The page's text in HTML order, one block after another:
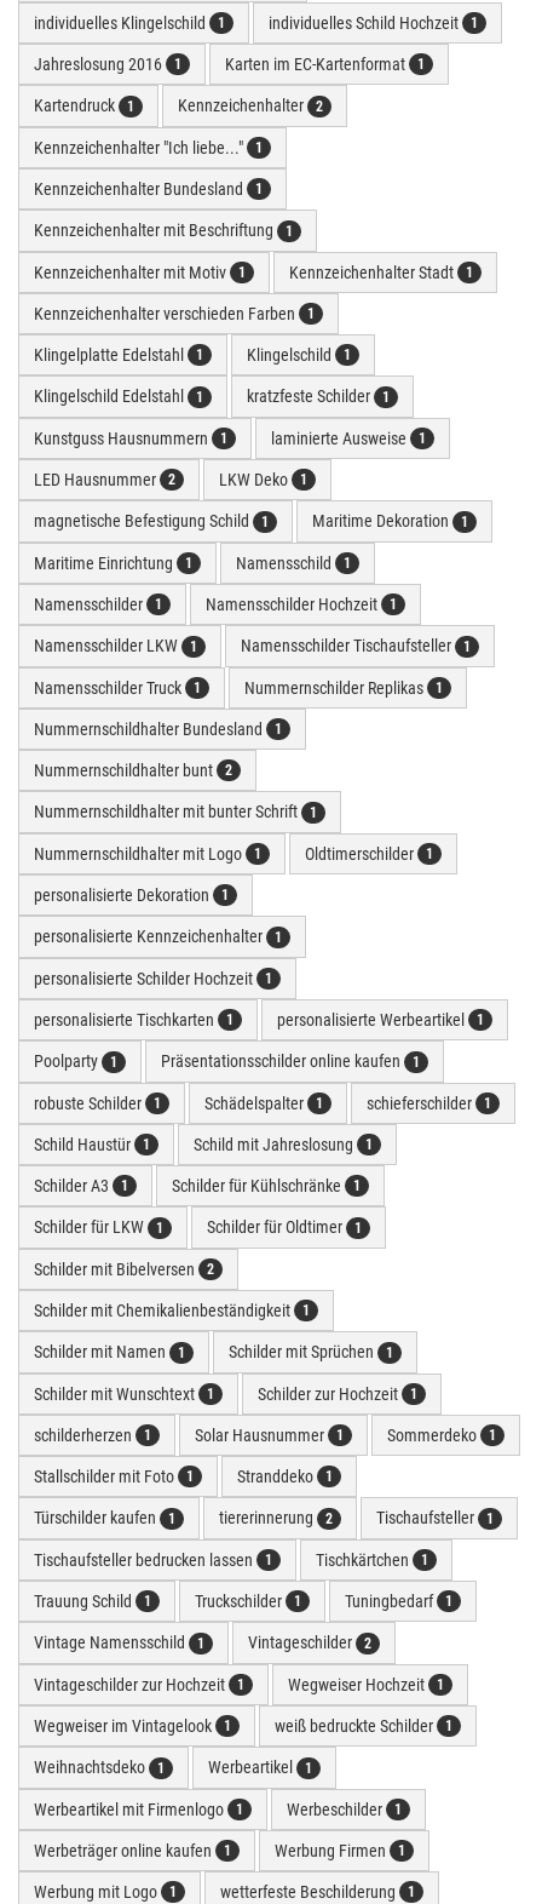
individuelles Klingelschild 1 individuelles Schild Hochzeit 1
Jahreslosung 2016 1 Karten im EC-Kartenformat 1
Kartendruck 1 Kennzeichenhalter 2
Kennzeichenhalter "Ich liebe..." 1
Kennzeichenhalter Bundesland 1
Kennzeichenhalter mit Beschriftung 1
Kennzeichenhalter mit Motiv 1 Kennzeichenhalter Stadt 1
Kennzeichenhalter verschieden Farben 1
Klingelplatte Edelstahl 1 Klingelschild 1
Klingelschild Edelstahl 1 kratzfeste Schilder 1
Kunstguss Hausnummern 1 laminierte Ausweise 1
LED Hausnummer 2 LKW Deko 1
magnetische Befestigung Schild 1 Maritime Dekoration 1
Maritime Einrichtung 1 Namensschild 1
Namensschilder 1 Namensschilder Hochzeit 1
Namensschilder LKW 1 Namensschilder Tischaufsteller 1
Namensschilder Truck 1 Nummernschilder Replikas 1
Nummernschildhalter Bundesland 1
Nummernschildhalter bunt 2
Nummernschildhalter mit bunter Schrift 1
Nummernschildhalter mit Logo 1 Oldtimerschilder 1
personalisierte Dekoration 1
personalisierte Kennzeichenhalter 1
personalisierte Schilder Hochzeit 1
personalisierte Tischkarten 1 personalisierte Werbeartikel 1
Poolparty 1 Präsentationsschilder online kaufen 1
robuste Schilder 1 Schädelspalter 1 schieferschilder 1
Schild Haustür 1 Schild mit Jahreslosung 1
Schilder A3 1 Schilder für Kühlschränke 1
Schilder für LKW 1 Schilder für Oldtimer 1
Schilder mit Bibelversen 2
Schilder mit Chemikalienbeständigkeit 1
Schilder mit Namen 1 Schilder mit Sprüchen 1
Schilder mit Wunschtext 1 Schilder zur Hochzeit 1
schilderherzen 1 Solar Hausnummer 1 Sommerdeko 1
Stallschilder mit Foto 1 Stranddeko 1
Türschilder kaufen 1 tiererinnerung 2 Tischaufsteller 1
Tischaufsteller bedrucken lassen 1 Tischkärtchen 1
Trauung Schild 1 Truckschilder 1 Tuningbedarf 1
Vintage Namensschild 1 Vintageschilder 2
Vintageschilder zur Hochzeit 1 Wegweiser Hochzeit 1
Wegweiser im Vintagelook 1 weiß bedruckte Schilder 1
Weihnachtsdeko 1 Werbeartikel 1
Werbeartikel mit Firmenlogo 1 Werbeschilder 1
Werbeträger online kaufen 1 Werbung Firmen 1
Werbung mit Logo 1 wetterfeste Beschilderung 1